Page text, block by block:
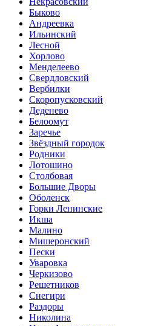
Быково
Андреевка
Ильинский
Лесной
Хорлово
Менделеево
Свердловский
Вербилки
Скоропусковский
Деденево
Белоомут
Заречье
Звёздный городок
Родники
Лотошино
Столбовая
Большие Дворы
Оболенск
Горки Ленинские
Икша
Малино
Мишеронский
Пески
Уваровка
Черкизово
Решетников
Снегири
Раздоры
Николина